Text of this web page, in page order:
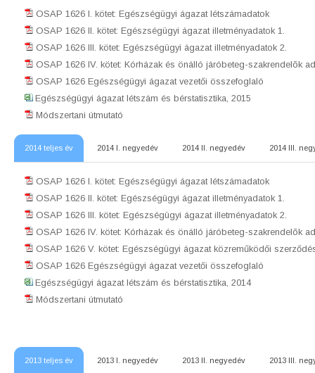
OSAP 1626 I. kötet: Egészségügyi ágazat létszámadatok
OSAP 1626 II. kötet: Egészségügyi ágazat illetményadatok 1.
OSAP 1626 III. kötet: Egészségügyi ágazat illetményadatok 2.
OSAP 1626 IV. kötet: Kórházak és önálló járóbeteg-szakrendelõk
OSAP 1626 Egészségügyi ágazat vezetői összefoglaló
Egészségügyi ágazat létszám és bérstatisztika, 2015
Módszertani útmutató
2014 teljes év 2014 I. negyedév 2014 II. negyedév 2014 III.
OSAP 1626 I. kötet: Egészségügyi ágazat létszámadatok
OSAP 1626 II. kötet: Egészségügyi ágazat illetményadatok 1.
OSAP 1626 III. kötet: Egészségügyi ágazat illetményadatok 2.
OSAP 1626 IV. kötet: Kórházak és önálló járóbeteg-szakrendelõk
OSAP 1626 V. kötet: Egészségügyi ágazat közreműködői
OSAP 1626 Egészségügyi ágazat vezetői összefoglaló
Egészségügyi ágazat létszám és bérstatisztika, 2014
Módszertani útmutató
2013 teljes év 2013 I. negyedév 2013 II. negyedév 2013 III.